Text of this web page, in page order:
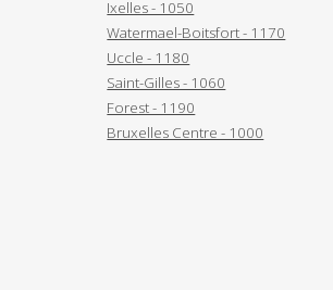
Ixelles - 1050
Watermael-Boitsfort - 1170
Uccle - 1180
Saint-Gilles - 1060
Forest - 1190
Bruxelles Centre - 1000